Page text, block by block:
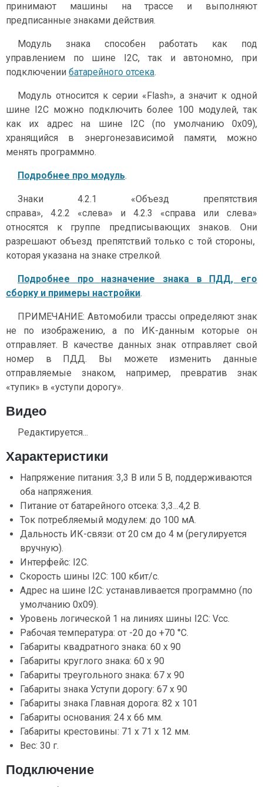
принимают машины на трассе и выполняют
предписанные знаками действия.
Модуль знака способен работать как под
управлением по шине I2С, так и автономно, при
подключении батарейного отсека.
Модуль относится к серии «Flash», а значит к одной
шине I2C можно подключить более 100 модулей, так
как их адрес на шине I2C (по умолчанию 0x09),
хранящийся в энергонезависимой памяти, можно
менять программно.
Подробнее про модуль.
Знаки 4.2.1 «Объезд препятствия
справа», 4.2.2 «слева» и 4.2.3 «справа или слева»
относятся к группе предписывающих знаков. Они
разрешают объезд препятствий только с той стороны,
которая указана на знаке стрелкой.
Подробнее про назначение знака в ПДД, его
сборку и примеры настройки.
ПРИМЕЧАНИЕ: Автомобили трассы определяют знак
не по изображению, а по ИК-данным которые он
отправляет. В качестве данных знак отправляет свой
номер в ПДД. Вы можете изменить данные
отправляемые знаком, например, превратив знак
«тупик» в «уступи дорогу».
Видео
Редактируется...
Характеристики
Напряжение питания: 3,3 В или 5 В, поддерживаются
оба напряжения.
Питание от батарейного отсека: 3,3...4,2 В.
Ток потребляемый модулем: до 100 мА.
Дальность ИК-связи: от 20 см до 4 м (регулируется
вручную).
Интерфейс: I2C.
Скорость шины I2C: 100 кбит/с.
Адрес на шине I2C: устанавливается программно (по
умолчанию 0x09).
Уровень логической 1 на линиях шины I2C: Vcc.
Рабочая температура: от -20 до +70 °С.
Габариты квадратного знака: 60 x 90
Габариты круглого знака: 60 x 90
Габариты треугольного знака: 67 x 90
Габариты знака Уступи дорогу: 67 x 90
Габариты знака Главная дорога: 82 x 101
Габариты основания: 24 х 66 мм.
Габариты крестовины: 71 х 71 x 12 мм.
Вес: 30 г.
Подключение